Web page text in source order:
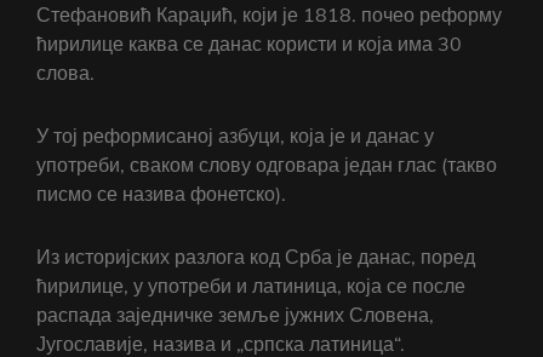
Стефановић Караџић, који је 1818. почео реформу
ћирилице каква се данас користи и која има 30
слова.
У тој реформисаној азбуци, која је и данас у
употреби, сваком слову одговара један глас (такво
писмо се назива фонетско).
Из историјских разлога код Срба је данас, поред
ћирилице, у употреби и латиница, која се после
распада заједничке земље јужних Словена,
Југославије, назива и „српска латиница“.